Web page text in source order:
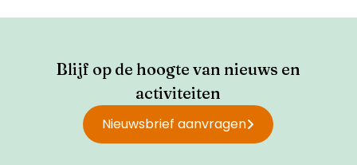
Blijf op de hoogte van nieuws en
activiteiten
Nieuwsbrief aanvragen